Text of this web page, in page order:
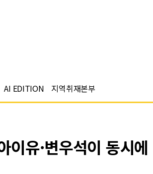
AI EDITION 지역취재본부
유·변우석이 동시